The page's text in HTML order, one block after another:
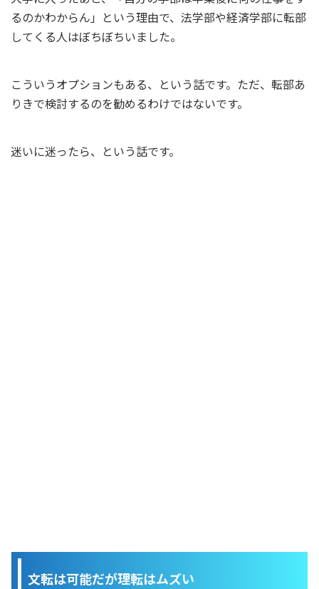
るのかわからん」という理由で、法学部や経済学部に転部
してくる人はぼちぼちいました。
こういうオプションもある、という話です。ただ、転部あ
りきで検討するのを勧めるわけではないです。
迷いに迷ったら、という話です。
文転は可能だが理転はムズい